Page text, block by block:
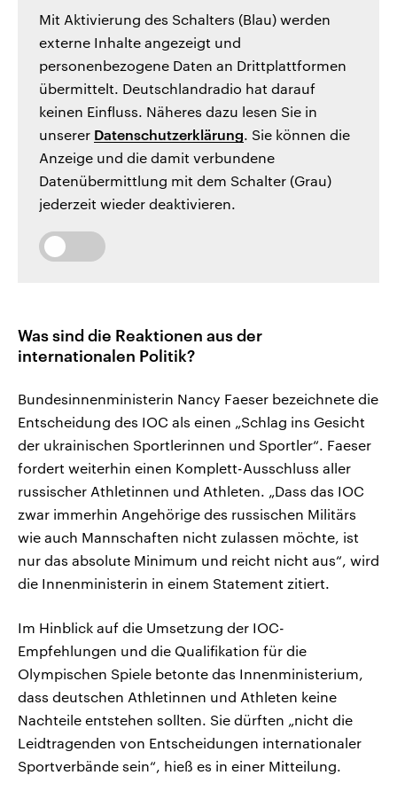
Mit Aktivierung des Schalters (Blau) werden
externe Inhalte angezeigt und
personenbezogene Daten an Drittplattformen
übermittelt. Deutschlandradio hat darauf
keinen Einfluss. Näheres dazu lesen Sie in
unserer Datenschutzerklärung. Sie können die
Anzeige und die damit verbundene
Datenübermittlung mit dem Schalter (Grau)
jederzeit wieder deaktivieren.
Was sind die Reaktionen aus der
internationalen Politik?
Bundesinnenministerin Nancy Faeser bezeichnete die
Entscheidung des IOC als einen „Schlag ins Gesicht
der ukrainischen Sportlerinnen und Sportler“. Faeser
fordert weiterhin einen Komplett-Ausschluss aller
russischer Athletinnen und Athleten. „Dass das IOC
zwar immerhin Angehörige des russischen Militärs
wie auch Mannschaften nicht zulassen möchte, ist
nur das absolute Minimum und reicht nicht aus“, wird
die Innenministerin in einem Statement zitiert.
Im Hinblick auf die Umsetzung der IOC-
Empfehlungen und die Qualifikation für die
Olympischen Spiele betonte das Innenministerium,
dass deutschen Athletinnen und Athleten keine
Nachteile entstehen sollten. Sie dürften „nicht die
Leidtragenden von Entscheidungen internationaler
Sportverbände sein“, hieß es in einer Mitteilung.